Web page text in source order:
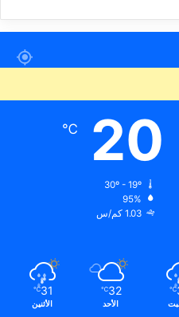
20
℃
95%
1.03 كم/س
℃
32
℃
الأحد
31
℃
الأثنين